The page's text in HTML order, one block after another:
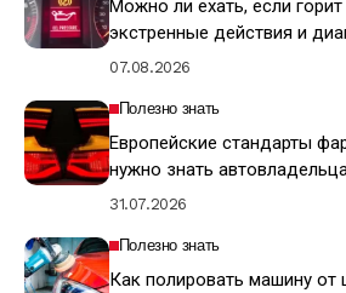
Можно ли ехать, если
экстренные действия и
07.08.2026
Полезно знать
Европейские стандарты
нужно знать
31.07.2026
Полезно знать
Как полировать машину от